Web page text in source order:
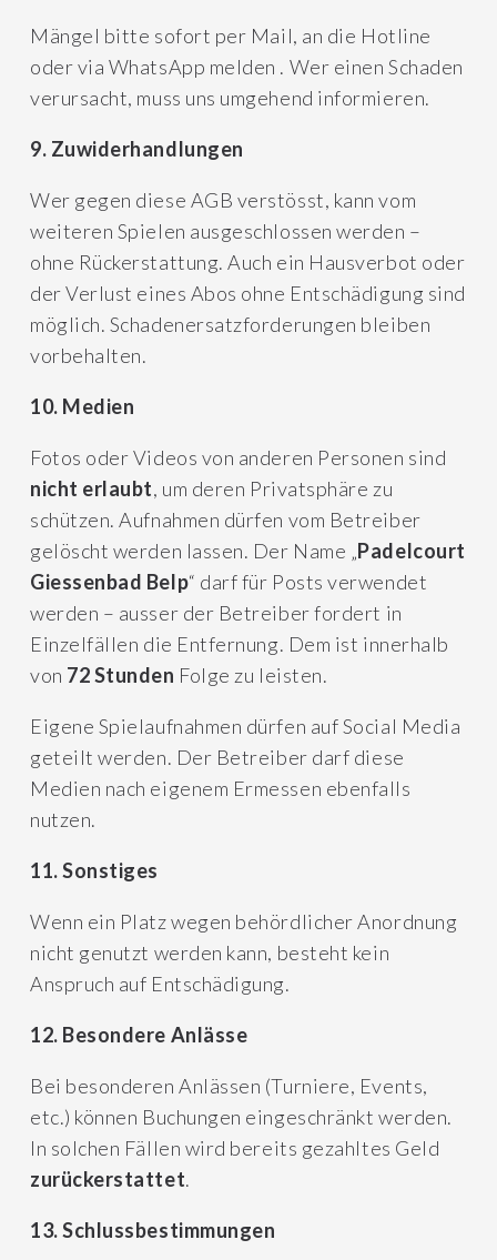
Mängel bitte sofort per Mail, an die Hotline
oder via WhatsApp melden . Wer einen Schaden
verursacht, muss uns umgehend informieren.
9. Zuwiderhandlungen
Wer gegen diese AGB verstösst, kann vom
weiteren Spielen ausgeschlossen werden –
ohne Rückerstattung. Auch ein Hausverbot oder
der Verlust eines Abos ohne Entschädigung sind
möglich. Schadenersatzforderungen bleiben
vorbehalten.
10. Medien
Fotos oder Videos von anderen Personen sind
nicht erlaubt, um deren Privatsphäre zu
schützen. Aufnahmen dürfen vom Betreiber
gelöscht werden lassen. Der Name „Padelcourt
Giessenbad Belp“ darf für Posts verwendet
werden – ausser der Betreiber fordert in
Einzelfällen die Entfernung. Dem ist innerhalb
von 72 Stunden Folge zu leisten.
Eigene Spielaufnahmen dürfen auf Social Media
geteilt werden. Der Betreiber darf diese
Medien nach eigenem Ermessen ebenfalls
nutzen.
11. Sonstiges
Wenn ein Platz wegen behördlicher Anordnung
nicht genutzt werden kann, besteht kein
Anspruch auf Entschädigung.
12. Besondere Anlässe
Bei besonderen Anlässen (Turniere, Events,
etc.) können Buchungen eingeschränkt werden.
In solchen Fällen wird bereits gezahltes Geld
zurückerstattet.
13. Schlussbestimmungen